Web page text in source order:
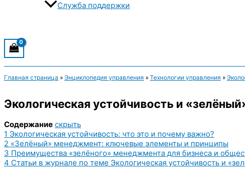
Служба поддержки
Главная страница » Энциклопедия управления » Технологии управления »
Экологическая устойчивость и
Содержание скрыть
1 Экологическая устойчивость: что это и почему важно?
2 «Зелёный» менеджмент: ключевые элементы и принципы
3 Преимущества «зелёного» менеджмента для бизнеса и
4 Статьи в журнале по теме Экологическая устойчивость и